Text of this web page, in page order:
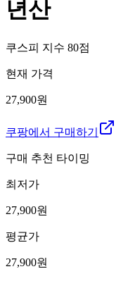
년산
쿠스피 지수 80점
현재 가격
27,900원
쿠팡에서 구매하기
구매 추천 타이밍
최저가
27,900원
평균가
27,900원